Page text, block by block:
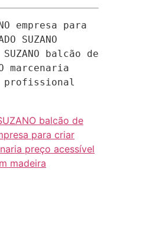
empresa para
SUZANO
balcão de
marcenaria
profissional
balcão de
para criar
preço acessível
madeira